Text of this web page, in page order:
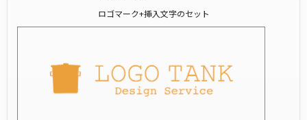
ロゴマーク+挿入文字のセット